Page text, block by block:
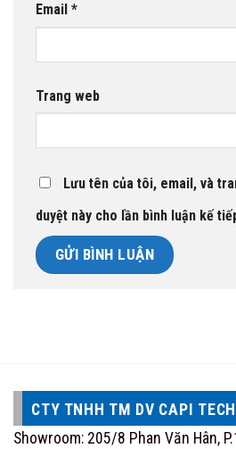
Email *
Trang web
Lưu tên của tôi, email, và
duyệt này cho lần bình luận kế
CTY TNHH TM DV CAPI TECH
Showroom: 205/8 Phan Văn Hân,